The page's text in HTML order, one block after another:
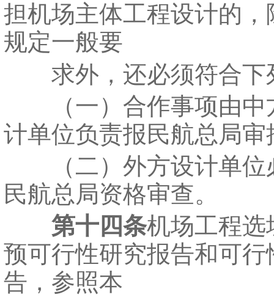
担机场主体工程设计的，
规定一般要
求外，还必须符合下
（一）合作事项由中
计单位负责报民航总局审
（二）外方设计单位
民航总局资格审查。
第十四条机场工程选
预可行性研究报告和可行
告，参照本